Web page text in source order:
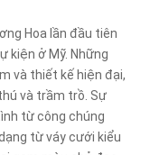
Hoa lần đầu tiên
kiện ở Mỹ. Những
và thiết kế hiện đại,
và trầm trồ. Sự
từ công chúng
từ váy cưới kiểu